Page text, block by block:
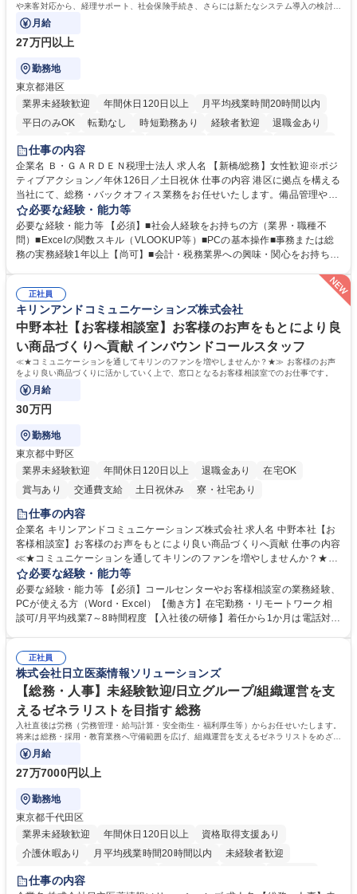
や来客対応から、経理サポート、社会保険手続き、さらには新たなシステム導入の検討ま
で、幅広く組織を支える役割です。
月給
27万円以上
勤務地
東京都港区
業界未経験歓迎
年間休日120日以上
月平均残業時間20時間以内
平日のみOK
転勤なし 時短勤務あり 経験者歓迎
退職金あり
賞与あり
完全週休2日制
服装自由
仕事の内容
企業名 Ｂ・ＧＡＲＤＥＮ税理士法人 求人名 【新橋/総務】女性歓迎※ポジ
ティブアクション／年休126日／土日祝休 仕事の内容 港区に拠点を構える
当社にて、総務・バックオフィス業務をお任せいたします。備品管理や来
客対応から、経理サポート、社会保険手続き、さらには新たなシステム導
入の検討まで、幅広く組織を支える役割です。 ■備品発注・在庫管理、郵
送物対応、電話・来客対応 ■金融機関への外出業務（入出金管理補助）、
福利厚生・社内イベントの運営管理 ■社内ルールの整備、職場環境の改善
類手続き ■税理士業務の補助（書類作成・データ入力支援） ■ITツールや
社内新システムの導入検討・比較検証 募集職種 【新橋/総務】女性歓迎※
ポジティブアクション／年休126日／土日祝休
必要な経験・能力等
必要な経験・能力等 【必須】■社会人経験をお持ちの方（業界・職種不
問）■Excelの関数スキル（VLOOKUP等）■PCの基本操作■事務または総
務の実務経験1年以上【尚可】■会計・税務業界への興味・関心をお持ちの
■周囲と円滑に連携し、柔軟な対応ができる方。 【女性歓迎！】※ポジテ
ィブアクション 学歴・資格 学歴：大学院 大学 高専 短大 専修学校 高校 語
学力： 資格：
正社員
キリンアンドコミュニケーションズ株式会社
中野本社【お客様相談室】お客様のお声をもとにより良
い商品づくりへ貢献 インバウンドコールスタッフ
≪★コミュニケーションを通してキリンのファンを増やしませんか？★≫ お客様のお声
をより良い商品づくりに活かしていく上で、窓口となるお客様相談室でのお仕事です。
月給
30万円
勤務地
東京都中野区
業界未経験歓迎
年間休日120日以上 退職金あり
在宅OK
賞与あり
交通費支給 土日祝休み 寮・社宅あり
仕事の内容
企業名 キリンアンドコミュニケーションズ株式会社 求人名 中野本社【お
客様相談室】お客様のお声をもとにより良い商品づくりへ貢献 仕事の内容
≪★コミュニケーションを通してキリンのファンを増やしませんか？★≫
お客様のお声をより良い商品づくりに活かしていく上で、窓口となるお客
様相談室でのお仕事です。 日々お客様からいただくキリングループへのご
意見を、企業活動に活かしています。お客様からの声に迅速かつ誠意をも
って対応、情報提供するとともにグループ内活動に反映しています。 【具
平均100件前後■メール・手紙：同上40件前後 募集職種 中野本社【お客様
相談室】お客様のお声をもとにより良い商品づくりへ貢献
必要な経験・能力等
必要な経験・能力等 【必須】コールセンターやお客様相談室の業務経験、
PCが使える方（Word・Excel）【働き方】在宅勤務・リモートワーク相
談可/月平均残業7～8時間程度 【入社後の研修】着任から1か月は電話対応
すのでご安心ください。 【当社について】キリングループの広報機能を担
う会社として、お客様との出会いを大切にし、磨き上げたホスピタリティ
を込めてコミュニケーションをとりながら広報関連業務を行っておりま
す。 学歴・資格 学歴：大学院 大学 高専 短大 専修学校 高校 語学力： 資
格：
正社員
株式会社日立医薬情報ソリューションズ
【総務・人事】未経験歓迎/日立グループ/組織運営を支
えるゼネラリストを目指す 総務
入社直後は労務（労務管理・給与計算・安全衛生・福利厚生等）からお任せいたします。
将来は総務・採用・教育業務へ守備範囲を広げ、組織運営を支えるゼネラリストをめざせ
ます。
月給
27万7000円以上
勤務地
東京都千代田区
業界未経験歓迎
年間休日120日以上
資格取得支援あり
介護休暇あり
月平均残業時間20時間以内
未経験者歓迎
住宅手当あり
育休あり
完全週休2日制 交通費支給 土日祝休み 寮・社宅あり
仕事の内容